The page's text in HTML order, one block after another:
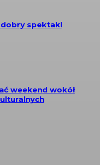
spektakl
weekend wokół